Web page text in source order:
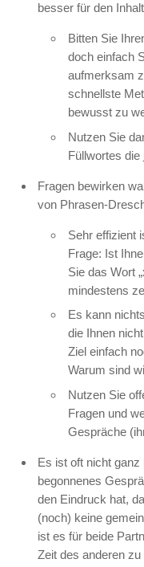
besser für den
Bitten Sie
doch einfach
aufmerksam
schnellste
bewusst zu
Nutzen Sie
Füllwortes die
Fragen bewirken
von Phrasen-
Sehr effizient
Frage: Ist
Sie das Wort
mindestens
Es kann
die Ihnen
Ziel einfach
Warum sind
Nutzen Sie
Fragen und
Gespräche
Es ist oft nicht ganz
begonnenes
den Eindruck hat,
(noch) keine
ist es für beide
Zeit des anderen zu